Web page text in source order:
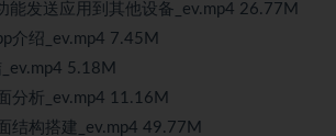
发送应用到其他设备_ev.mp4 26.77M
介绍_ev.mp4 7.45M
5.18M
分析_ev.mp4 11.16M
结构搭建_ev.mp4 49.77M